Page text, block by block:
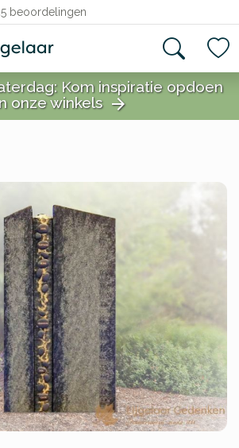
beoordelingen
close
Kom inspiratie opdoen
onze winkels arrow_forward